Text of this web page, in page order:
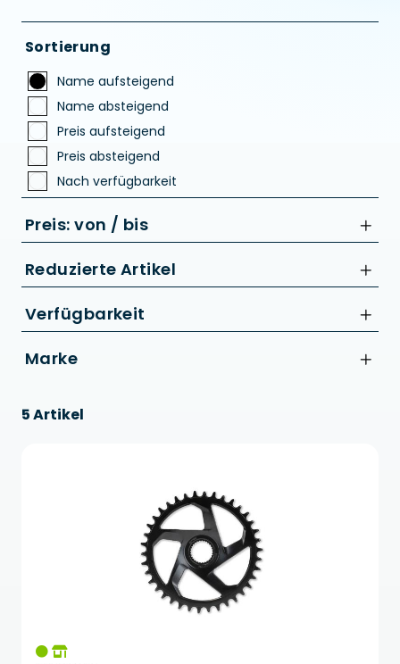
Sortierung
Name aufsteigend
Name absteigend
Preis aufsteigend
Preis absteigend
Nach verfügbarkeit
Preis: von / bis
Reduzierte Artikel
Nur Reduzierte Artikel anzeigen
Verfügbarkeit
Marke
5 Artikel